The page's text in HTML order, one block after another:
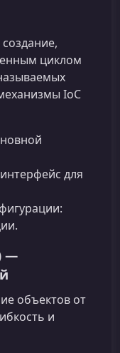
циклом
IoC
для
—
объектов от
и